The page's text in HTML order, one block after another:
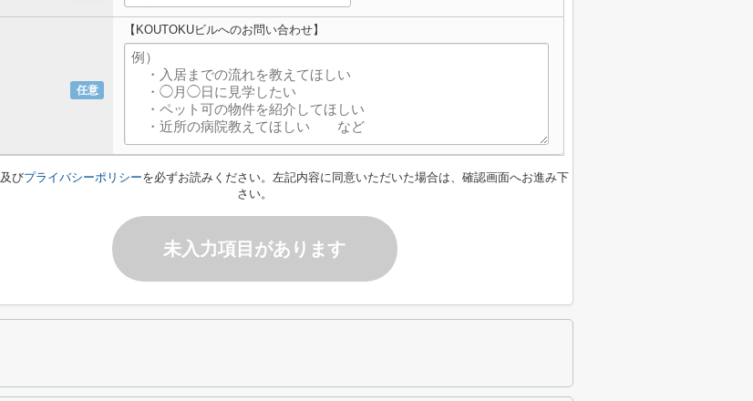
任意
【KOUTOKUビルへのお問い合わせ】
及びプライバシーポリシーを必ずお読みください。左記内容に同意いただいた場合は、確認画面へお進み下
さい。
未入力項目があります